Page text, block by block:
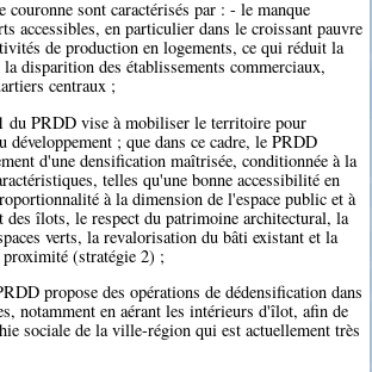
couronne sont caractérisés par : - le manque
accessibles, en particulier dans le croissant pauvre
de production en logements, ce qui réduit la
disparition des établissements commerciaux,
centraux ;
du PRDD vise à mobiliser le territoire pour
développement ; que dans ce cadre, le PRDD
d'une densification maîtrisée, conditionnée à la
telles qu'une bonne accessibilité en
à la dimension de l'espace public et à
des îlots, le respect du patrimoine architectural, la
verts, la revalorisation du bâti existant et la
(stratégie 2) ;
propose des opérations de dédensification dans
notamment en aérant les intérieurs d'îlot, afin de
sociale de la ville-région qui est actuellement très